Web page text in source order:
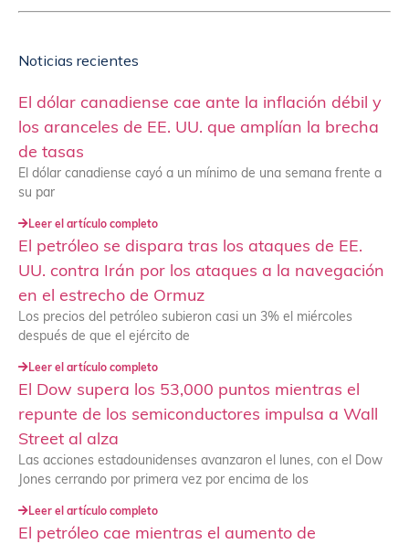
Noticias recientes
El dólar canadiense cae ante la inflación débil y
los aranceles de EE. UU. que amplían la brecha
de tasas
El dólar canadiense cayó a un mínimo de una semana frente a
su par
Leer el artículo completo
El petróleo se dispara tras los ataques de EE.
UU. contra Irán por los ataques a la navegación
en el estrecho de Ormuz
Los precios del petróleo subieron casi un 3% el miércoles
después de que el ejército de
Leer el artículo completo
El Dow supera los 53,000 puntos mientras el
repunte de los semiconductores impulsa a Wall
Street al alza
Las acciones estadounidenses avanzaron el lunes, con el Dow
Jones cerrando por primera vez por encima de los
Leer el artículo completo
El petróleo cae mientras el aumento de